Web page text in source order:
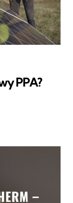
PPA?